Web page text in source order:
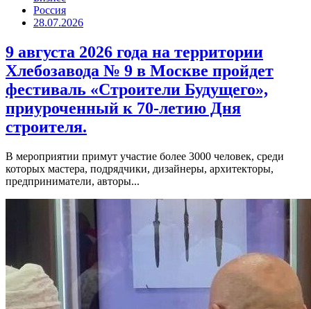
Россия
28.07.2026
9 августа 2026 года на территории
Хлебозавода № 9 в Москве пройдет
фестиваль «Строители Будущего»,
приуроченный к 70-летию Дня
строителя.
В мероприятии примут участие более 3000 человек, среди
которых мастера, подрядчики, дизайнеры, архитекторы,
предприниматели, авторы...